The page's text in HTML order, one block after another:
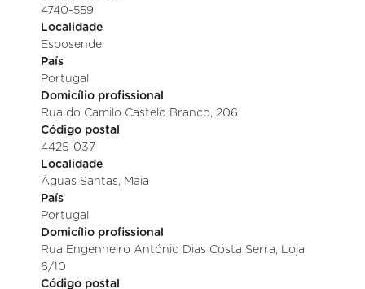
4740-559
Localidade
Esposende
País
Portugal
Domicílio profissional
Rua do Camilo Castelo Branco, 206
Código postal
4425-037
Localidade
Águas Santas, Maia
País
Portugal
Domicílio profissional
Rua Engenheiro António Dias Costa Serra, Loja
6/10
Código postal